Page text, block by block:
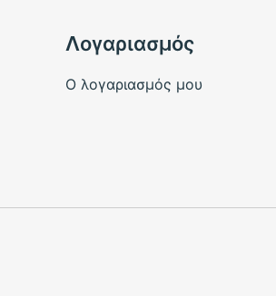
Λογαριασμός
Ο λογαριασμός μου